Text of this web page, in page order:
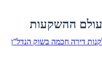
ההשקעות
דירה חכמה בשוק הנדל”ן